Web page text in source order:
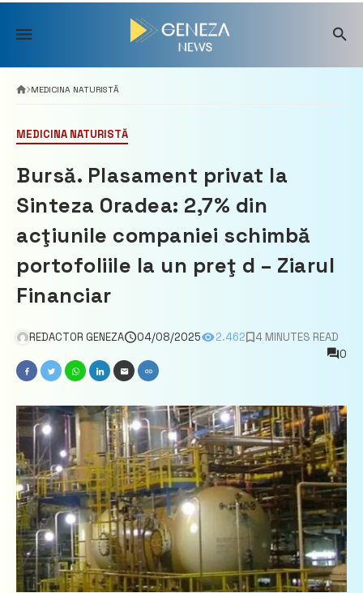
Skip
content
MEDICINA NATURISTĂ
MEDICINA NATURISTĂ
Bursă. Plasament privat la
Sinteza Oradea: 2,7% din
acţiunile companiei schimbă
portofoliile la un preţ d – Ziarul
Financiar
REDACTOR GENEZA 04/08/2025 2.462
4 MINUTES READ
0